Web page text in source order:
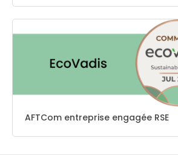
AFTCom entreprise engagée RSE